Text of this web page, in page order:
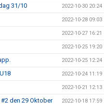
31/10 2022-10-30 20:24
2022-10-28 09:03
2022-10-27 16:21
2022-10-25 19:20
2022-10-25 12:24
2022-10-24 11:19
2022-10-21 12:13
den 29 Oktober 2022-10-18 17:59